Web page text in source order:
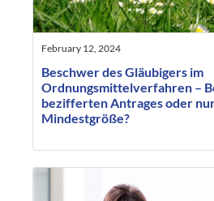
February 12, 2024
Beschwer des Gläubigers im
Ordnungsmittelverfahren –
bezifferten Antrages oder
Mindestgröße?